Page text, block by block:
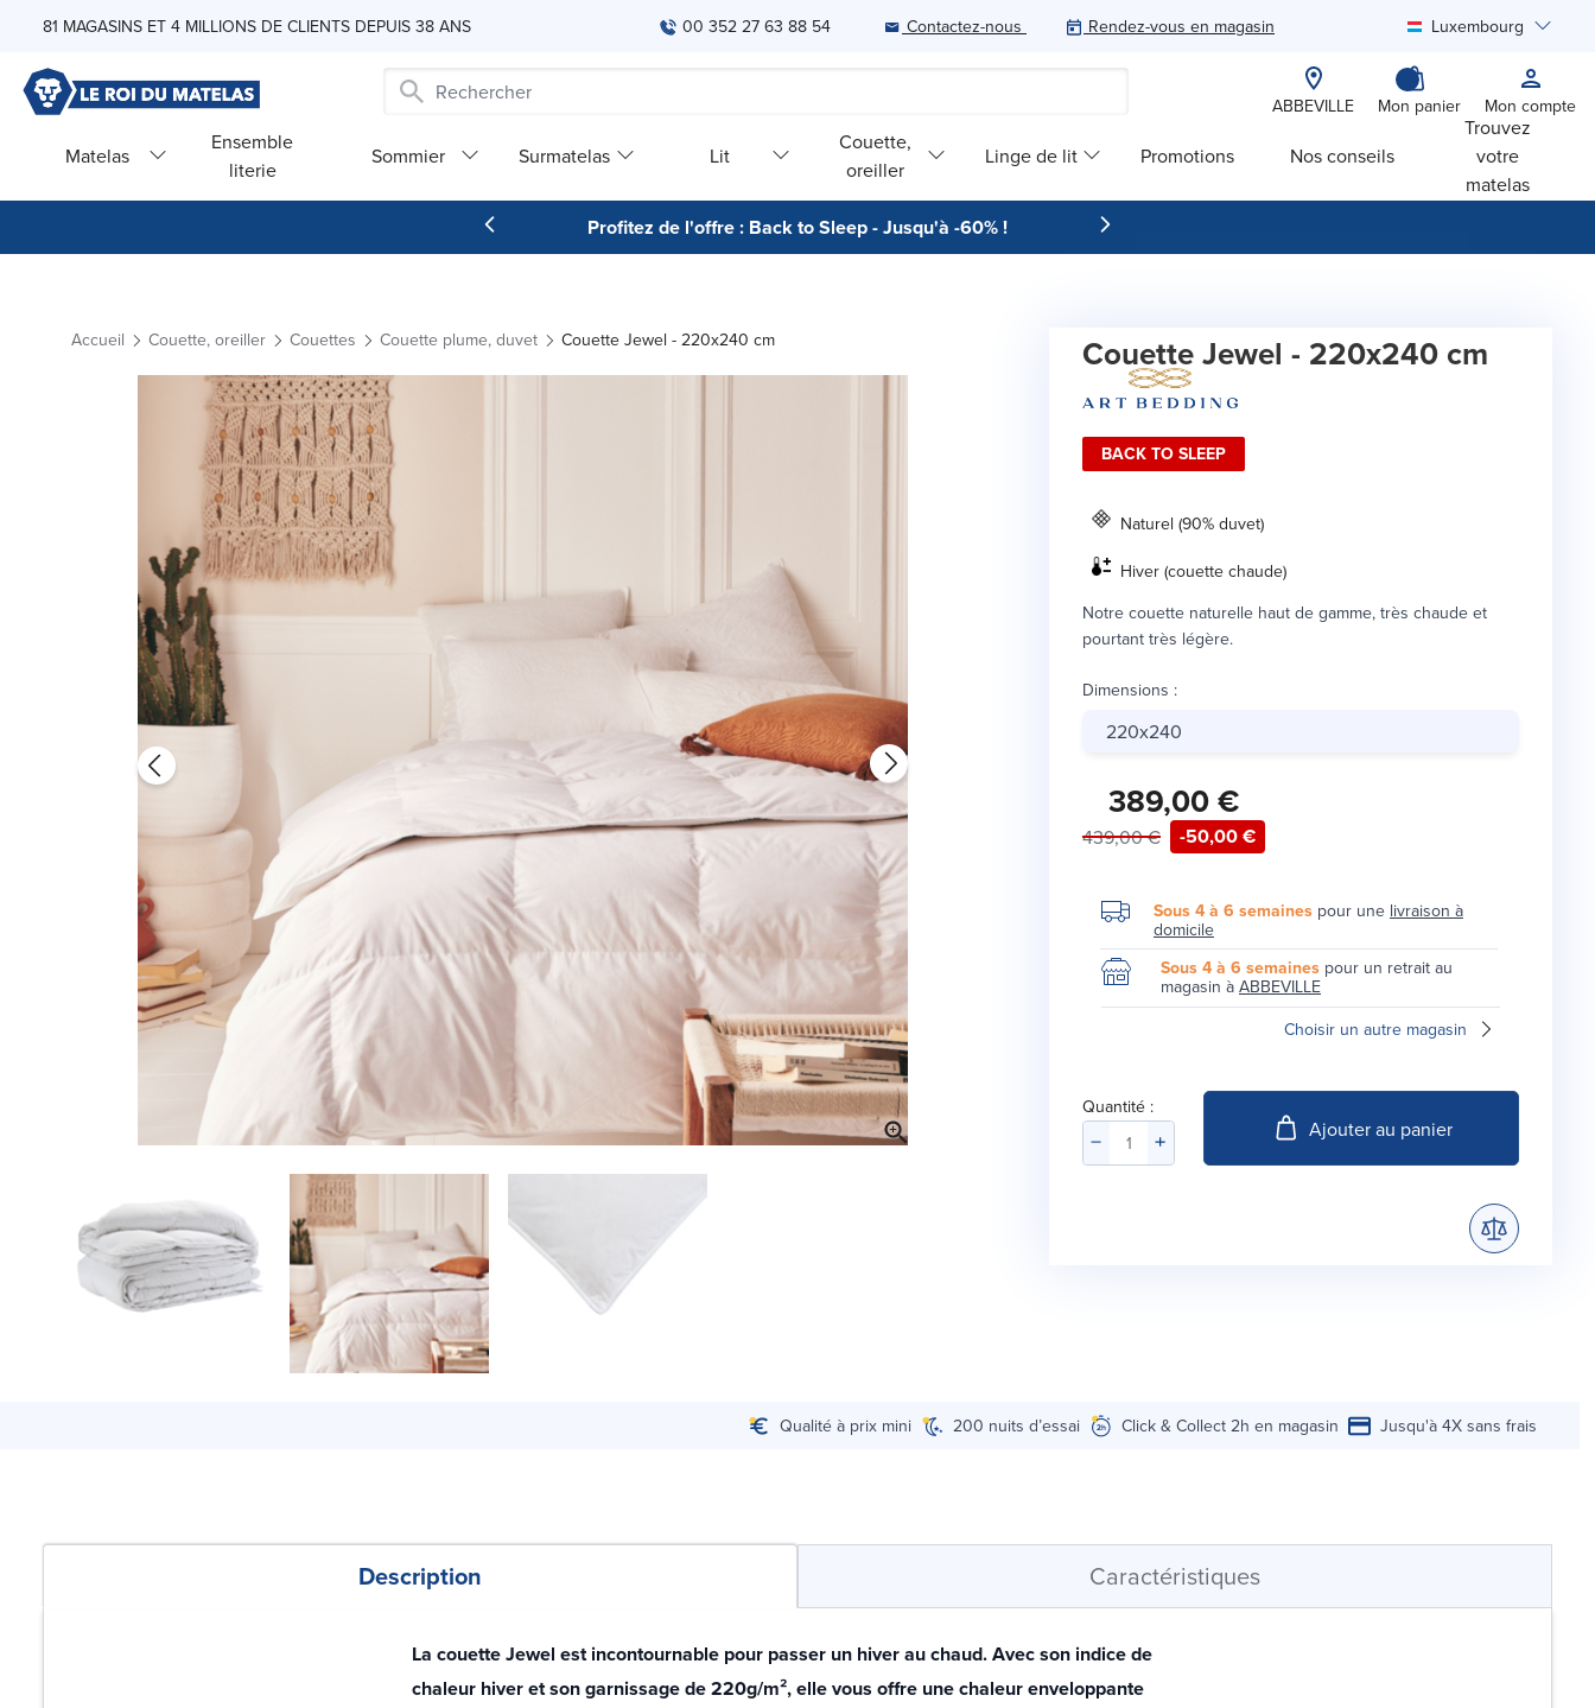
81 MAGASINS ET 4 MILLIONS DE CLIENTS DEPUIS 38 ANS 00 352 27 63 88 54 Contactez-nous Rendez-vous en magasin Luxembourg
ABBEVILLE Mon panier Mon compte
Matelas
Ensemble
literie
Sommier Surmatelas Lit
Couette,
oreiller
Linge de lit Promotions Nos conseils
Trouvez
votre
matelas
Profitez de l'offre : Back to Sleep - Jusqu'à -60% !
Accueil Couette, oreiller Couettes Couette plume, duvet Couette Jewel - 220x240 cm Couette Jewel - 220x240 cm
BACK TO SLEEP
Naturel (90% duvet)
Hiver (couette chaude)
Notre couette naturelle haut de gamme, très chaude et
pourtant très légère.
Dimensions :
220x240
389,00 €
439,00 € -50,00 €
Sous 4 à 6 semaines pour une livraison à
domicile
Sous 4 à 6 semaines pour un retrait au
magasin à ABBEVILLE
Choisir un autre magasin
Quantité :
Ajouter au panier
Qualité à prix mini 200 nuits d’essai Click & Collect 2h en magasin Jusqu'à 4X sans frais
Description Caractéristiques
La couette Jewel est incontournable pour passer un hiver au chaud. Avec son indice de
chaleur hiver et son garnissage de 220g/m², elle vous offre une chaleur enveloppante